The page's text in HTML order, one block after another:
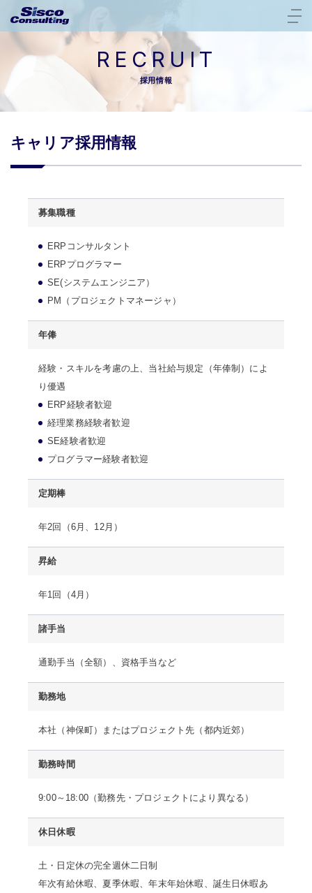
RECRUIT
採用情報
キャリア採用情報
募集職種
ERPコンサルタント
ERPプログラマー
SE(システムエンジニア）
PM（プロジェクトマネージャ）
年俸
経験・スキルを考慮の上、当社給与規定（年俸制）によ
り優遇
ERP経験者歓迎
経理業務経験者歓迎
SE経験者歓迎
プログラマー経験者歓迎
定期棒
年2回（6月、12月）
昇給
年1回（4月）
諸手当
通勤手当（全額）、資格手当など
勤務地
本社（神保町）またはプロジェクト先（都内近郊）
勤務時間
9:00～18:00（勤務先・プロジェクトにより異なる）
休日休暇
土・日定休の完全週休二日制
年次有給休暇、夏季休暇、年末年始休暇、誕生日休暇あ